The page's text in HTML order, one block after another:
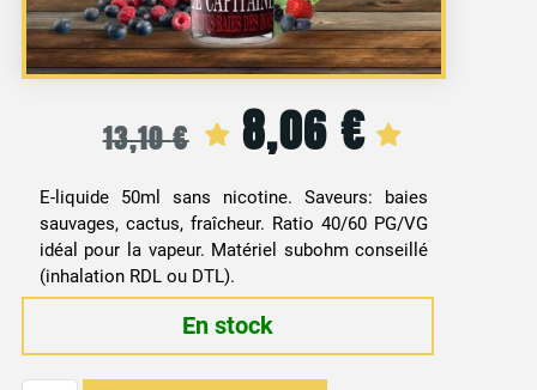
13,10€
Le
initial
13,10 €.
8,06 €Le
actuel
E-liquide 50ml sans nicotine. Saveurs: baies
sauvages, cactus, fraîcheur. Ratio 40/60 PG/VG
idéal pour la vapeur. Matériel subohm conseillé
(inhalation RDL ou DTL).
En stock